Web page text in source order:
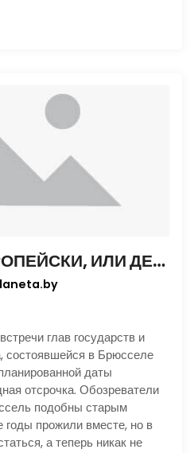
РАЗВОД ПО-ЕВРОПЕЙСКИ, ИЛИ ДЕЛА ЖИТЕЙСКИЕ
глав государств и
состоявшейся в Брюсселе
даты
отсрочка. Обозреватели
подобны старым
годы прожили вместе, но в
а теперь никак не